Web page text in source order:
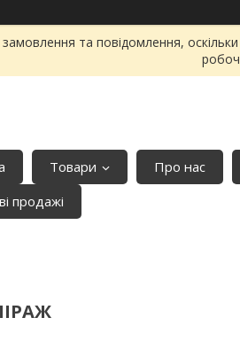
та повідомлення,
Товари Про нас
продажі